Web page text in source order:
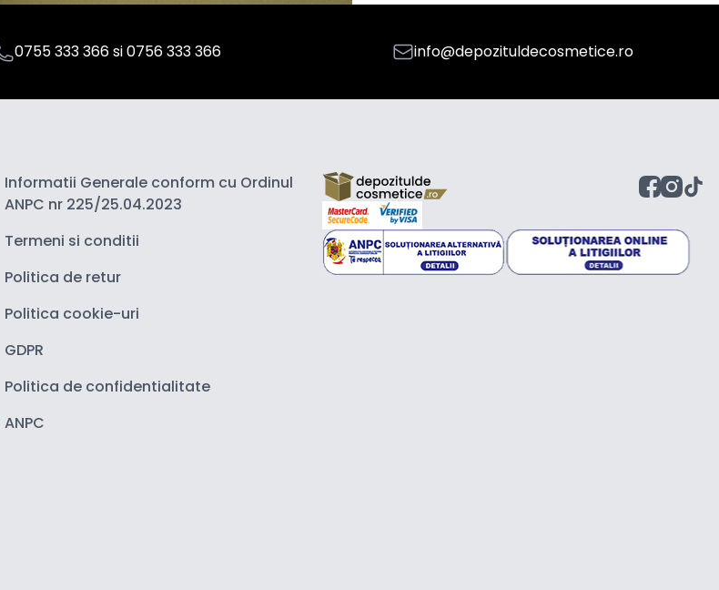
0755 333 366si0756 333 366 info@depozituldecosmetice.ro
Informatii Generale conform cu Ordinul
ANPC nr 225/25.04.2023
Termeni si conditii
Politica de retur
Politica cookie-uri
GDPR
Politica de confidentialitate
ANPC